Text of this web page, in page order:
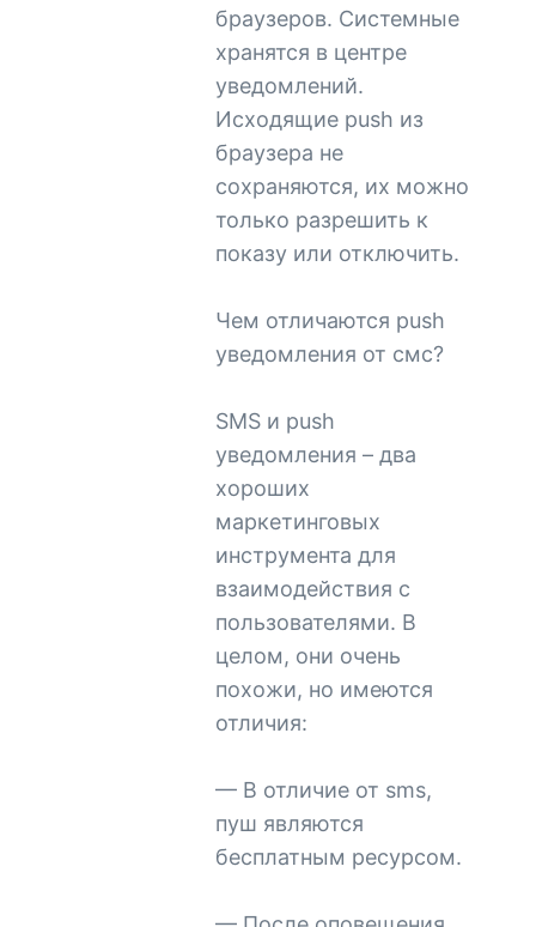
браузеров. Системные
хранятся в центре
уведомлений.
Исходящие push из
браузера не
сохраняются, их можно
только разрешить к
показу или отключить.
Чем отличаются push
уведомления от смс?
SMS и push
уведомления – два
хороших
маркетинговых
инструмента для
взаимодействия с
пользователями. В
целом, они очень
похожи, но имеются
отличия:
— В отличие от sms,
пуш являются
бесплатным ресурсом.